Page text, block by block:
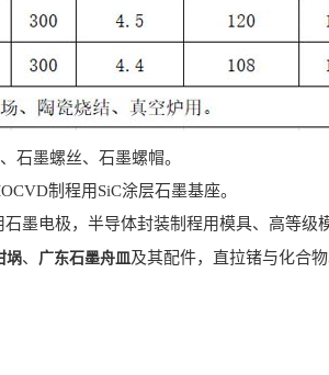
墨螺丝、石墨螺帽。
制程用SiC涂层石墨基座。
墨电极，半导体封装制程用模具、高等级
埚、 广东石墨舟皿及其配件，直拉锗与化合